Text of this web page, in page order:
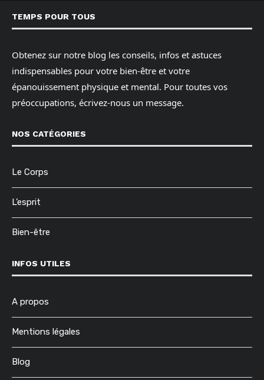
TEMPS POUR TOUS
Obtenez sur notre blog les conseils, infos et astuces
indispensables pour votre bien-être et votre
épanouissement physique et mental. Pour toutes vos
préoccupations, écrivez-nous un message.
NOS CATÉGORIES
Le Corps
L’esprit
Bien-être
INFOS UTILES
A propos
Mentions légales
Blog